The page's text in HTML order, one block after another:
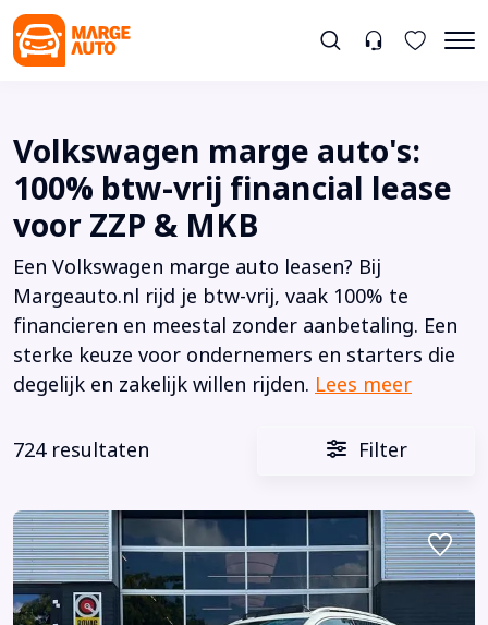
Volkswagen marge auto's:
100% btw-vrij financial lease
voor ZZP & MKB
Een Volkswagen marge auto leasen? Bij
Margeauto.nl rijd je btw-vrij, vaak 100% te
financieren en meestal zonder aanbetaling. Een
sterke keuze voor ondernemers en starters die
degelijk en zakelijk willen rijden. Lees meer
724 resultaten Filter